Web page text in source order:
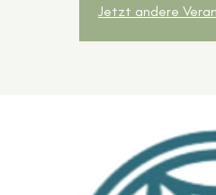
Jetzt andere